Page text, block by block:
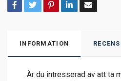
INFORMATION
Är du intresserad av att ta